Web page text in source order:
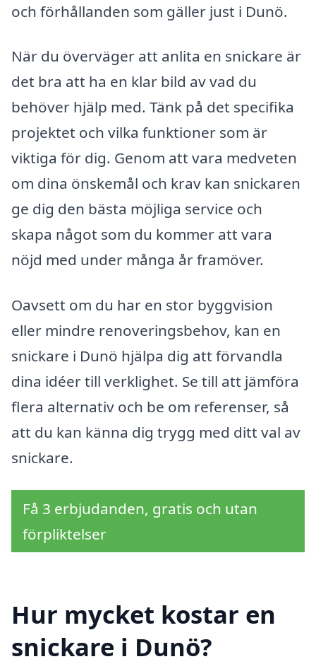
och förhållanden som gäller just i Dunö.
När du överväger att anlita en snickare är
det bra att ha en klar bild av vad du
behöver hjälp med. Tänk på det specifika
projektet och vilka funktioner som är
viktiga för dig. Genom att vara medveten
om dina önskemål och krav kan snickaren
ge dig den bästa möjliga service och
skapa något som du kommer att vara
nöjd med under många år framöver.
Oavsett om du har en stor byggvision
eller mindre renoveringsbehov, kan en
snickare i Dunö hjälpa dig att förvandla
dina idéer till verklighet. Se till att jämföra
flera alternativ och be om referenser, så
att du kan känna dig trygg med ditt val av
snickare.
Få 3 erbjudanden, gratis och utan
förpliktelser
Hur mycket kostar en
snickare i Dunö?